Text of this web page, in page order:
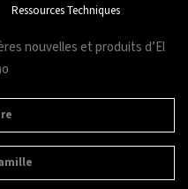
Ressources Techniques
nouvelles et produits d’El